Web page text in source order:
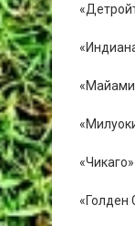
«Голден